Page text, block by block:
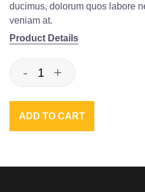
ducimus, dolorum quos labore
veniam at.
Product Details
- Decrement
+
ADD TO CART